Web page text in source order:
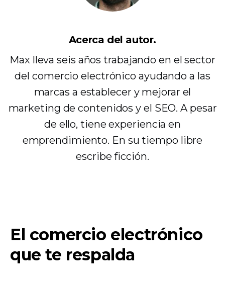
Acerca del autor.
Max lleva seis años trabajando en el sector
del comercio electrónico ayudando a las
marcas a establecer y mejorar el
marketing de contenidos y el SEO. A pesar
de ello, tiene experiencia en
emprendimiento. En su tiempo libre
escribe ficción.
El comercio electrónico
que te respalda